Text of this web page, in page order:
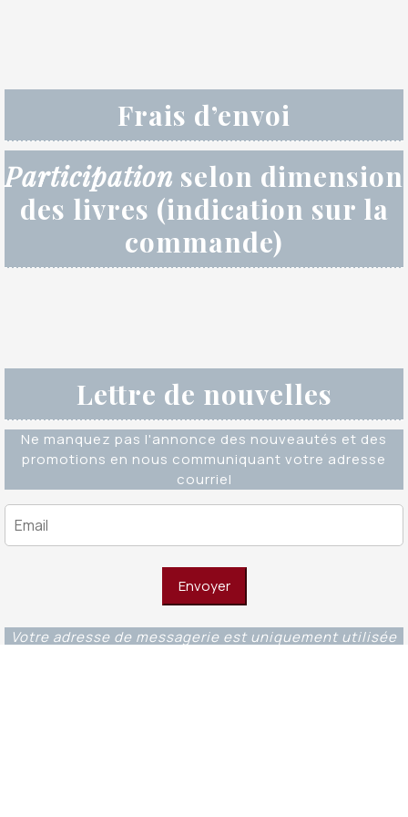
Frais d’envoi
Participation selon dimension
des livres (indication sur la
commande)
Lettre de nouvelles
Ne manquez pas l'annonce des nouveautés et des
promotions en nous communiquant votre adresse
courriel
Votre adresse de messagerie est uniquement utilisée